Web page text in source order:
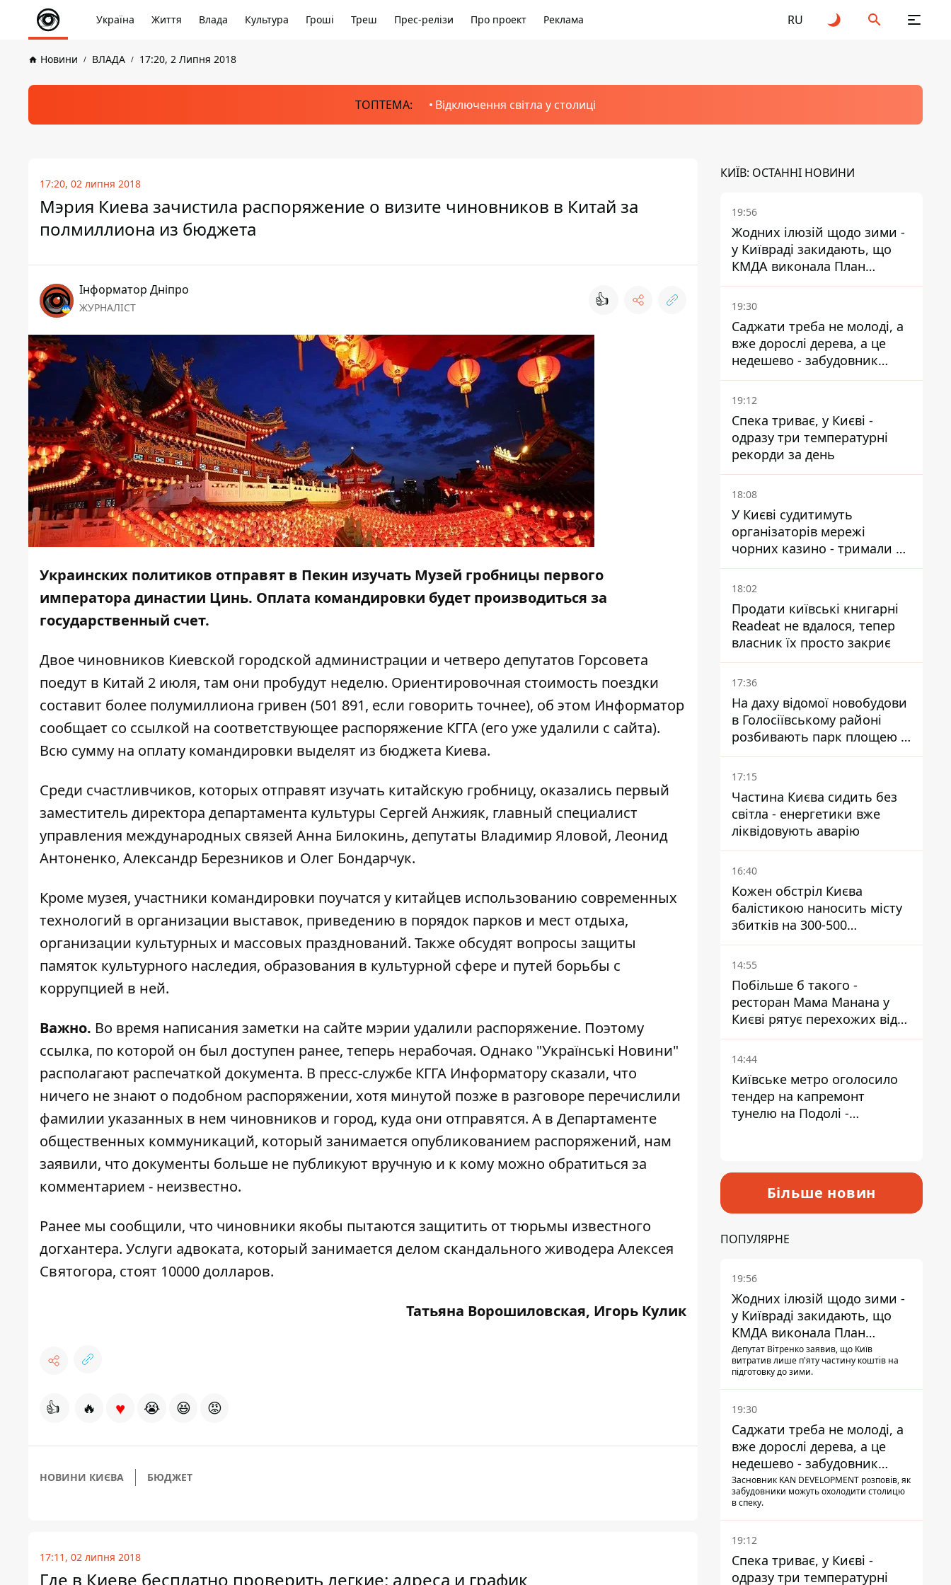
Україна Життя Влада Культура Гроші Треш Прес-релізи Про проект Реклама RU
Новини ВЛАДА 17:20, 2 Липня 2018
ТОПТЕМА: Відключення світла у столиці
17:20, 02 липня 2018
Мэрия Киева зачистила распоряжение о визите чиновников в Китай за
полмиллиона из бюджета
Інформатор Дніпро
ЖУРНАЛІСТ 👍
Украинских политиков отправят в Пекин изучать Музей гробницы первого
императора династии Цинь. Оплата командировки будет производиться за
государственный счет.
Двое чиновников Киевской городской администрации и четверо депутатов Горсовета
поедут в Китай 2 июля, там они пробудут неделю. Ориентировочная стоимость поездки
составит более полумиллиона гривен (501 891, если говорить точнее), об этом Информатор
сообщает со ссылкой на соответствующее распоряжение КГГА (его уже удалили с сайта).
Всю сумму на оплату командировки выделят из бюджета Киева.
Среди счастливчиков, которых отправят изучать китайскую гробницу, оказались первый
заместитель директора департамента культуры Сергей Анжияк, главный специалист
управления международных связей Анна Билокинь, депутаты Владимир Яловой, Леонид
Антоненко, Александр Березников и Олег Бондарчук.
Кроме музея, участники командировки поучатся у китайцев использованию современных
технологий в организации выставок, приведению в порядок парков и мест отдыха,
организации культурных и массовых празднований. Также обсудят вопросы защиты
памяток культурного наследия, образования в культурной сфере и путей борьбы с
коррупцией в ней.
Важно. Во время написания заметки на сайте мэрии удалили распоряжение. Поэтому
ссылка, по которой он был доступен ранее, теперь нерабочая. Однако "Українські Новини"
располагают распечаткой документа. В пресс-службе КГГА Информатору сказали, что
ничего не знают о подобном распоряжении, хотя минутой позже в разговоре перечислили
фамилии указанных в нем чиновников и город, куда они отправятся. А в Департаменте
общественных коммуникаций, который занимается опубликованием распоряжений, нам
заявили, что документы больше не публикуют вручную и к кому можно обратиться за
комментарием - неизвестно.
Ранее мы сообщили, что чиновники якобы пытаются защитить от тюрьмы известного
догхантера. Услуги адвоката, который занимается делом скандального живодера Алексея
Святогора, стоят 10000 долларов.
Татьяна Ворошиловская, Игорь Кулик
👍 🔥 ♥ 😭 😆 😡
НОВИНИ КИЄВА БЮДЖЕТ
17:11, 02 липня 2018
Где в Киеве бесплатно проверить легкие: адреса и график
КИЇВ: ОСТАННІ НОВИНИ
19:56
Жодних ілюзій щодо зими -
у Київраді закидають, що
КМДА виконала План
стійкості на 20%
19:30
Саджати треба не молоді, а
вже дорослі дерева, а це
недешево - забудовник
Ніконов
19:12
Спека триває, у Києві -
одразу три температурні
рекорди за день
18:08
У Києві судитимуть
організаторів мережі
чорних казино - тримали 39
закладів
18:02
Продати київські книгарні
Readeat не вдалося, тепер
власник їх просто закриє
17:36
На даху відомої новобудови
в Голосіївському районі
розбивають парк площею в
гектар
17:15
Частина Києва сидить без
світла - енергетики вже
ліквідовують аварію
16:40
Кожен обстріл Києва
балістикою наносить місту
збитків на 300-500
мільйонів - Петро
Пантелеєв
14:55
Побільше б такого -
ресторан Мама Манана у
Києві рятує перехожих від
спеки
14:44
Київське метро оголосило
тендер на капремонт
тунелю на Подолі -
Більше новин
ПОПУЛЯРНЕ
19:56
Жодних ілюзій щодо зими -
у Київраді закидають, що
КМДА виконала План
стійкості на 20%
Депутат Вітренко заявив, що Київ
витратив лише п'яту частину коштів на
підготовку до зими.
19:30
Саджати треба не молоді, а
вже дорослі дерева, а це
недешево - забудовник
Ніконов
Засновник KAN DEVELOPMENT розповів, як
забудовники можуть охолодити столицю
в спеку.
19:12
Спека триває, у Києві -
одразу три температурні